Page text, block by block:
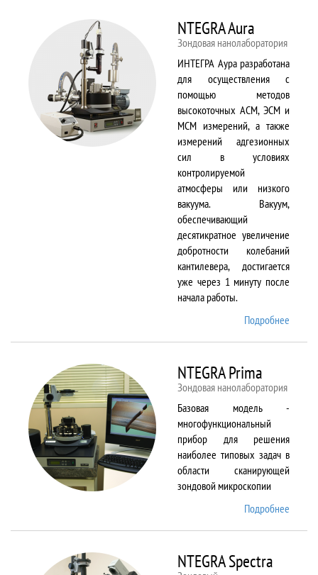
NTEGRA Aura
Зондовая нанолаборатория
ИНТЕГРА Аура разработана
для осуществления с
помощью методов
высокоточных АСМ, ЭСМ и
МСМ измерений, а также
измерений адгезионных
сил в условиях
контролируемой
атмосферы или низкого
вакуума. Вакуум,
обеспечивающий
десятикратное увеличение
добротности колебаний
кантилевера, достигается
уже через 1 минуту после
начала работы.
Подробнее
NTEGRA Prima
Зондовая нанолаборатория
Базовая модель -
многофункциональный
прибор для решения
наиболее типовых задач в
области сканирующей
зондовой микроскопии
Подробнее
NTEGRA Spectra